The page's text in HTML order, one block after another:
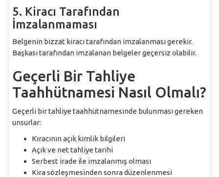
5. Kiracı Tarafından
İmzalanmaması
Belgenin bizzat kiracı tarafından imzalanması gerekir.
Başkası tarafından imzalanan belgeler geçersiz olabilir.
Geçerli Bir Tahliye
Taahhütnamesi Nasıl Olmalı?
Geçerli bir tahliye taahhütnamesinde bulunması gereken
unsurlar:
Kiracının açık kimlik bilgileri
Açık ve net tahliye tarihi
Serbest irade ile imzalanmış olması
Kira sözleşmesinden sonra düzenlenmesi